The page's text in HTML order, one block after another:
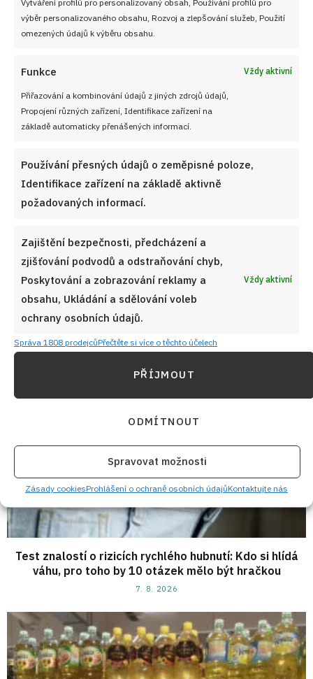
výběr personalizovaného obsahu, Rozvoj a zlepšování služeb, Použití
omezených údajů k výběru obsahu.
Funkce Vždy aktivní
Přiřazování a kombinování údajů z jiných zdrojů údajů,
Propojení různých zařízení, Identifikace zařízení na
základě automaticky přenášených informací.
Používání přesných údajů o zeměpisné poloze,
Identifikace zařízení na základě aktivně
požadovaných informací.
Zajištění bezpečnosti, předcházení a
zjišťování podvodů a odstraňování chyb,
Poskytování a zobrazování reklamy a
obsahu, Ukládání a sdělování voleb
ochrany osobních údajů.
Vždy aktivní
Správa 1808 prodejcůPřečtěte si více o těchto účelech
PŘÍJMOUT
ODMÍTNOUT
Spravovat možnosti
Zásady cookiesProhlášení o ochraně osobních údajůKontaktujte nás
VYZKOUŠEJTE TAKÉ
Šťavnatá domácí šunka pro každého, kdo chce vědět,
co si dává na chleba
7. 8. 2026
Test znalostí o rizicích rychlého hubnutí: Kdo si hlídá
váhu, pro toho by 10 otázek mělo být hračkou
7. 8. 2026